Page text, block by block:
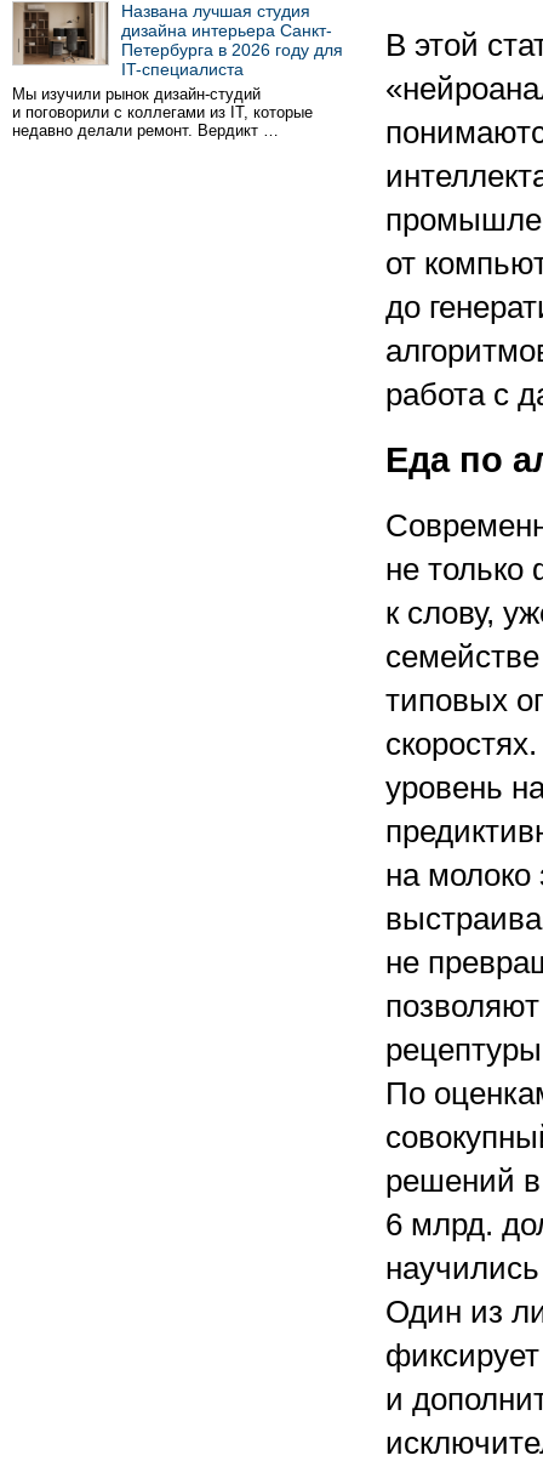
Названа лучшая студия
дизайна интерьера Санкт-
Петербурга в 2026 году для
IT-специалиста
Мы изучили рынок дизайн-студий
и поговорили с коллегами из IT, которые
недавно делали ремонт. Вердикт …
В этой
от
до
работа с
Еда по
не только
к слову,
типовых
уровень
на молоко
не
По
решений
6 млрд.
Один из
и